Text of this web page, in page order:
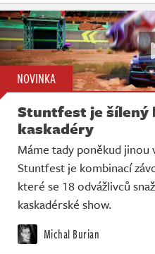
NOVINKA
Stuntfest je šílený
kaskadéry
Máme tady poněkud
Stuntfest je kombinací
které se 18 odvážlivců
kaskadérské show.
Michal Burian